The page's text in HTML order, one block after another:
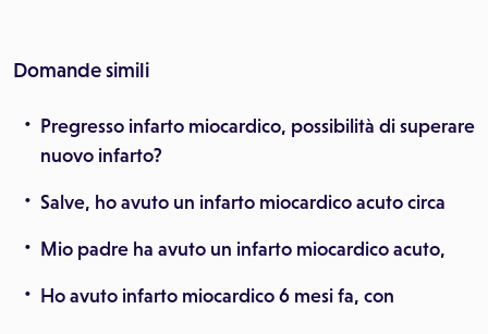
Domande simili
Pregresso infarto miocardico, possibilità di superare
nuovo infarto?
Salve, ho avuto un infarto miocardico acuto circa
Mio padre ha avuto un infarto miocardico acuto,
Ho avuto infarto miocardico 6 mesi fa, con